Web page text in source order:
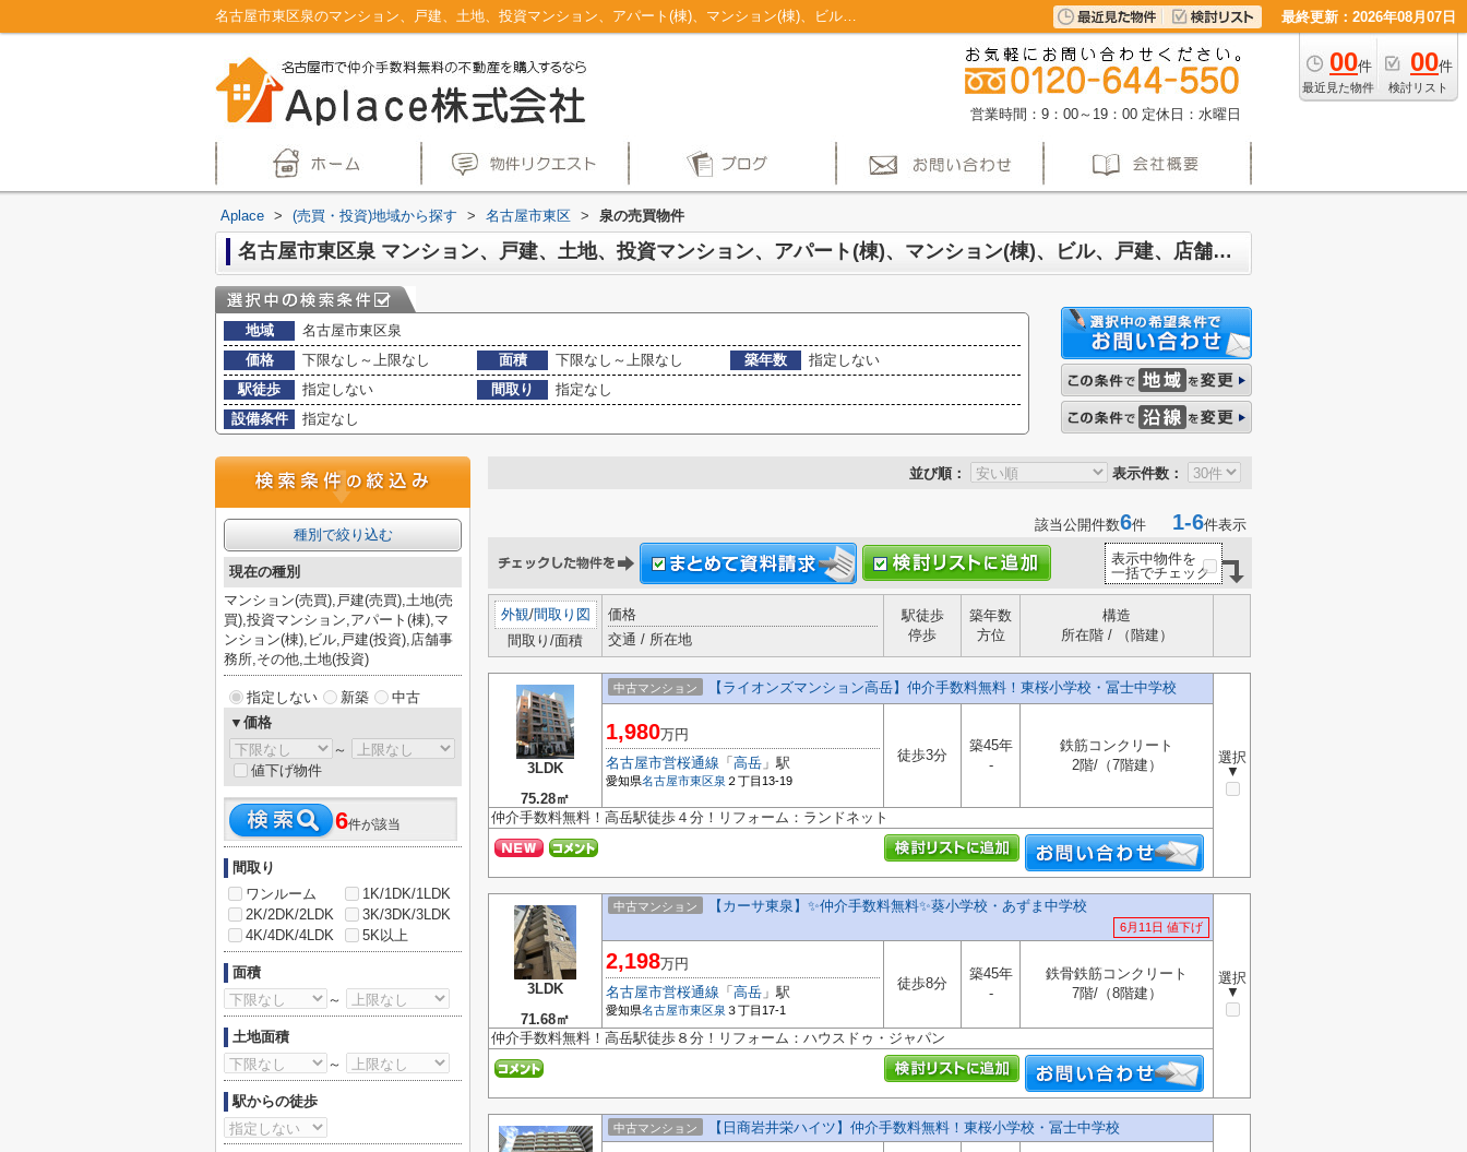
名古屋市東区泉のマンション、戸建、土地、投資マンション、アパート(棟)、マンション(棟)、ビル、戸建、店舗事務所、その他、土地一覧｜仲介手数料無料！名古屋市で新築戸建てを探すならAplace 最終更新：2026年08月07日
00件
最近見た物件
00件
検討リスト
営業時間：9：00～19：00 定休日：水曜日
Aplace > (売買・投資)地域から探す > 名古屋市東区 > 泉の売買物件
名古屋市東区泉 マンション、戸建、土地、投資マンション、アパート(棟)、マンション(棟)、ビル、戸建、店舗事務所、その他、土地一覧
地域
名古屋市東区泉
価格
下限なし～上限なし 面積 下限なし～上限なし 築年数
指定しない
駅徒歩
指定しない 間取り
指定なし
設備条件
指定なし
並び順： 表示件数：
該当公開件数6件 1-6件表示
表示中物件を
一括でチェック
外観/間取り図
間取り/面積
価格
交通 / 所在地
駅徒歩
停歩
築年数
方位
構造
所在階 / （階建）
3LDK
75.28㎡
中古マンション 【ライオンズマンション高岳】仲介手数料無料！東桜小学校・冨士中学校
選択
▼
1,980万円
名古屋市営桜通線 「 高岳 」駅
愛知県名古屋市東区泉 ２丁目13-19
徒歩3分
築45年
-
鉄筋コンクリート
2階/（7階建）
仲介手数料無料！高岳駅徒歩４分！リフォーム：ランドネット
3LDK
71.68㎡
中古マンション 【カーサ東泉】✨️仲介手数料無料✨️葵小学校・あずま中学校
6月11日 値下げ
選択
▼
2,198万円
名古屋市営桜通線 「 高岳 」駅
愛知県名古屋市東区泉 ３丁目17-1
徒歩8分
築45年
-
鉄骨鉄筋コンクリート
7階/（8階建）
仲介手数料無料！高岳駅徒歩８分！リフォーム：ハウスドゥ・ジャパン
中古マンション 【日商岩井栄ハイツ】仲介手数料無料！東桜小学校・冨士中学校
種別で絞り込む
現在の種別
マンション(売買),戸建(売買),土地(売
買),投資マンション,アパート(棟),マ
ンション(棟),ビル,戸建(投資),店舗事
務所,その他,土地(投資)
指定しない 新築
中古
▼価格
～
値下げ物件
6件が該当
間取り
ワンルーム
1K/1DK/1LDK
2K/2DK/2LDK
3K/3DK/3LDK
4K/4DK/4LDK
5K以上
面積
～
土地面積
～
駅からの徒歩